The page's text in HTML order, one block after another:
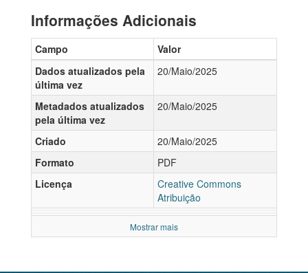
Informações Adicionais
Campo
Valor
Dados atualizados pela
última vez
20/Maio/2025
Metadados atualizados
pela última vez
20/Maio/2025
Criado
20/Maio/2025
Formato
PDF
Licença
Creative Commons
Atribuição
Mostrar mais